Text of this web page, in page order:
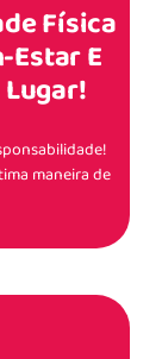
Física
Estar E
maneira de